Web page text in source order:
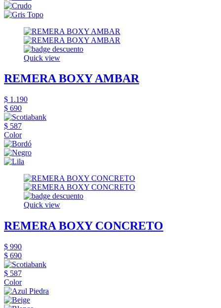
Quick view
REMERA BOXY AMBAR
$ 1.190
$ 690
$ 587
Color
Quick view
REMERA BOXY CONCRETO
$ 990
$ 690
$ 587
Color